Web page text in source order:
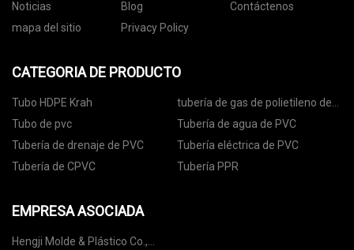
Noticias
Blog
Contáctenos
mapa del sitio
Privacy Policy
CATEGORIA DE PRODUCTO
Tubo HDPE Krah
tubería de gas de polietileno de
alta densidad
Tubo de pvc
Tubería de agua de PVC
Tubería de drenaje de PVC
Tubería eléctrica de PVC
Tubería de CPVC
Tubería PPR
EMPRESA ASOCIADA
Hengji Molde & Plástico Co.,